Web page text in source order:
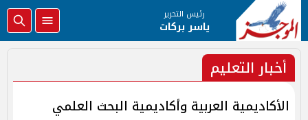
رئيس التحرير
ياسر بركات
أخبار التعليم
الأكاديمية العربية وأكاديمية البحث العلمي